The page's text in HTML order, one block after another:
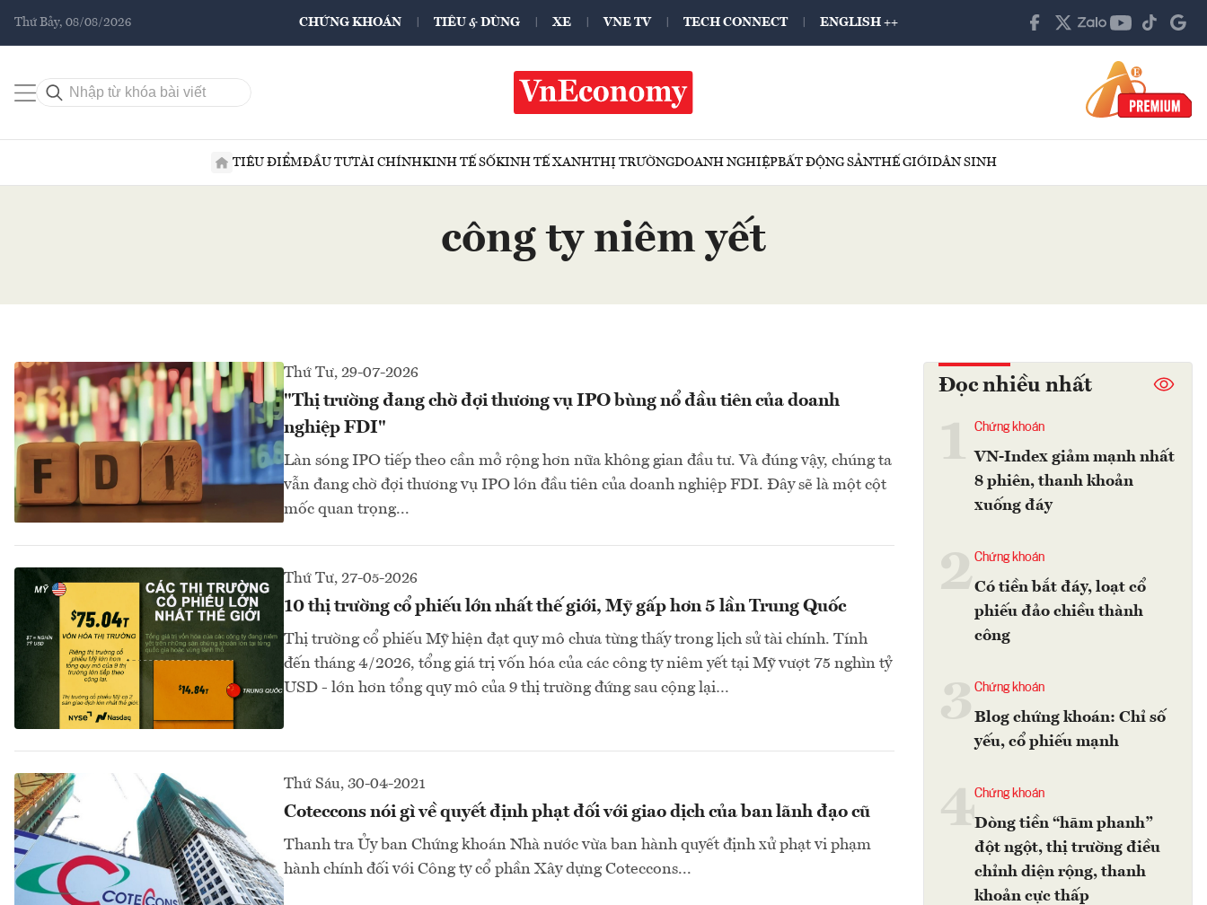
Thứ Bảy, 08/08/2026 CHỨNG KHOÁN TIÊU & DÙNG XE VNE TV TECH CONNECT ENGLISH ++
TIÊU ĐIỂMĐẦU TƯTÀI CHÍNHKINH TẾ SỐKINH TẾ XANHTHỊ TRƯỜNGDOANH NGHIỆPBẤT ĐỘNG SẢNTHẾ GIỚIDÂN SINH
công ty niêm yết
Thứ Tư, 29-07-2026
"Thị trường đang chờ đợi thương vụ IPO bùng nổ đầu tiên của doanh
nghiệp FDI"
Làn sóng IPO tiếp theo cần mở rộng hơn nữa không gian đầu tư. Và đúng vậy, chúng ta
vẫn đang chờ đợi thương vụ IPO lớn đầu tiên của doanh nghiệp FDI. Đây sẽ là một cột
mốc quan trọng...
Thứ Tư, 27-05-2026
10 thị trường cổ phiếu lớn nhất thế giới, Mỹ gấp hơn 5 lần Trung Quốc
Thị trường cổ phiếu Mỹ hiện đạt quy mô chưa từng thấy trong lịch sử tài chính. Tính
đến tháng 4/2026, tổng giá trị vốn hóa của các công ty niêm yết tại Mỹ vượt 75 nghìn tỷ
USD - lớn hơn tổng quy mô của 9 thị trường đứng sau cộng lại…
Thứ Sáu, 30-04-2021
Coteccons nói gì về quyết định phạt đối với giao dịch của ban lãnh đạo cũ
Thanh tra Ủy ban Chứng khoán Nhà nước vừa ban hành quyết định xử phạt vi phạm
hành chính đối với Công ty cổ phần Xây dựng Coteccons...
Đọc nhiều nhất
Chứng khoán
VN-Index giảm mạnh nhất
8 phiên, thanh khoản
xuống đáy
2Chứng khoán
Có tiền bắt đáy, loạt cổ
phiếu đảo chiều thành
công
Chứng khoán
Blog chứng khoán: Chỉ số
yếu, cổ phiếu mạnh
4Chứng khoán
Dòng tiền “hãm phanh”
đột ngột, thị trường điều
chỉnh diện rộng, thanh
khoản cực thấp